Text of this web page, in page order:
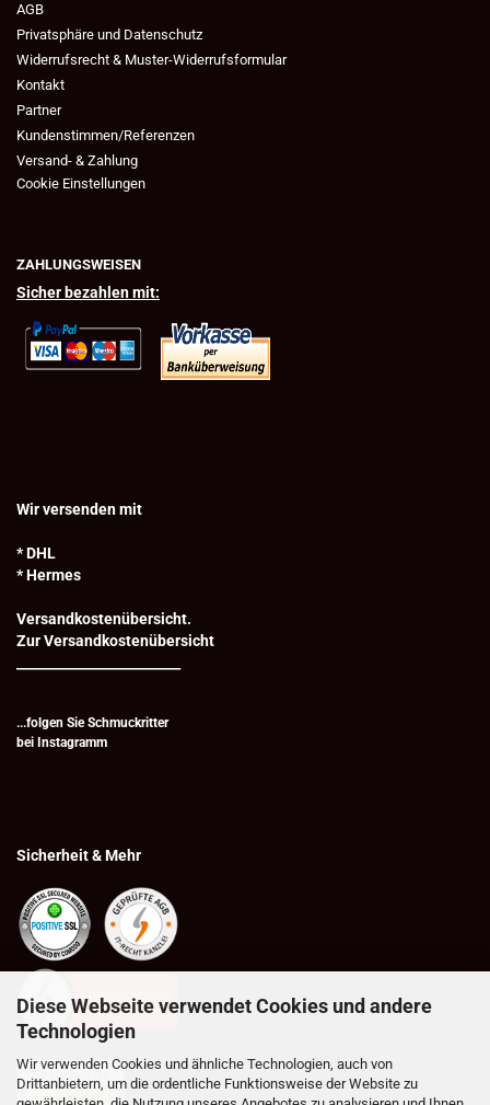
Diese Webseite verwendet Cookies und andere
Technologien
Wir verwenden Cookies und ähnliche Technologien, auch von
Drittanbietern, um die ordentliche Funktionsweise der Website zu
AGB
Privatsphäre und Datenschutz
Widerrufsrecht & Muster-Widerrufsformular
Kontakt
Partner
Kundenstimmen/Referenzen
Versand- & Zahlung
Cookie Einstellungen
ZAHLUNGSWEISEN
Sicher bezahlen mit:
Wir versenden mit
* DHL
* Hermes
Versandkostenübersicht.
Zur Versandkostenübersicht
...folgen Sie Schmuckritter
bei Instagramm
Sicherheit & Mehr